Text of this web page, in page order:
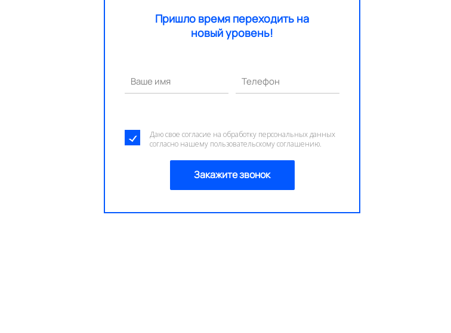
Пришло время переходить на
новый уровень!
Ваше имя Телефон
Даю свое согласие на обработку персональных данных
согласно нашему пользовательскому соглашению.
Закажите звонок